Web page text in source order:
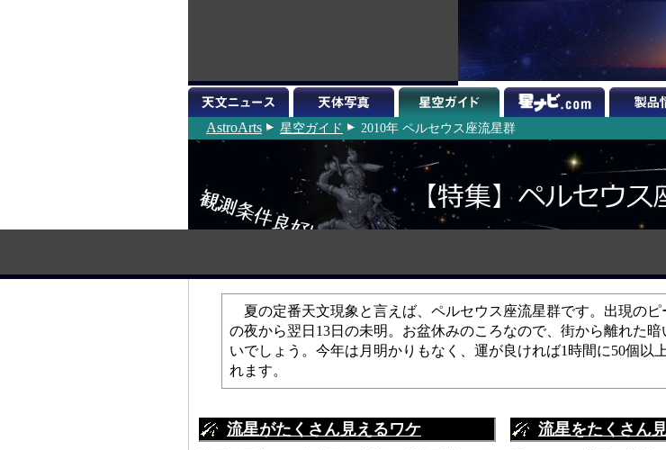
AstroArts 星空ガイド 2010年 ペルセウス座流星群
夏の定番天文現象と言えば、ペルセウス座流星群です。出現のピ
の夜から翌日13日の未明。お盆休みのころなので、街から離れた
いでしょう。今年は月明かりもなく、運が良ければ1時間に50個以
れます。
流星がたくさん見えるワケ 流星をたくさん